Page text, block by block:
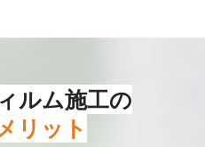
ルム施工の
リット